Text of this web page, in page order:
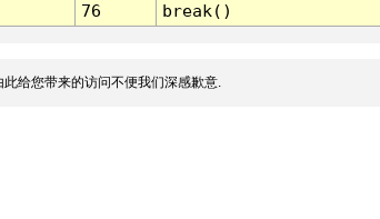
76 break()
给您带来的访问不便我们深感歉意.